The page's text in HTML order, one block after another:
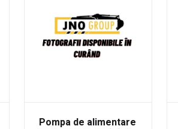
Pompa de alimentare